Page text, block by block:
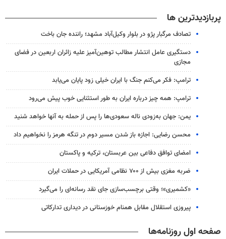
پربازدیدترین ها
تصادف مرگبار پژو در بلوار وکیل‌آباد مشهد؛ راننده جان باخت
دستگیری عامل انتشار مطالب توهین‌آمیز علیه زائران اربعین در فضای
مجازی
ترامپ: فکر می‌کنم جنگ با ایران خیلی زود پایان می‌یابد
ترامپ: همه چیز درباره ایران به طور استثنایی خوب پیش می‌رود
یمن: جهان به‌زودی ناله سعودی‌ها را پس از حمله به آنها خواهد شنید
محسن رضایی: اجازه باز شدن مسیر دوم در تنگه هرمز را نخواهیم داد
امضای توافق دفاعی بین عربستان، ترکیه و پاکستان
ضربه مغزی بیش از ۷۰۰ نظامی آمریکایی در حملات ایران
«کشمیری»؛ وقتی برچسب‌سازی جای نقد رسانه‌ای را می‌گیرد
پیروزی استقلال مقابل همنام خوزستانی در دیداری تدارکاتی
صفحه اول روزنامه‌ها